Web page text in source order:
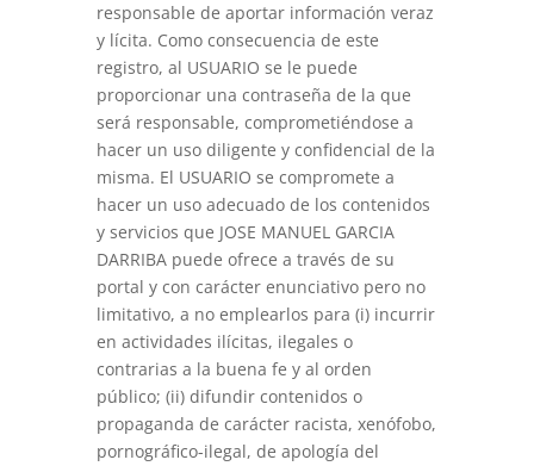
responsable de aportar información veraz
y lícita. Como consecuencia de este
registro, al USUARIO se le puede
proporcionar una contraseña de la que
será responsable, comprometiéndose a
hacer un uso diligente y confidencial de la
misma. El USUARIO se compromete a
hacer un uso adecuado de los contenidos
y servicios que JOSE MANUEL GARCIA
DARRIBA puede ofrece a través de su
portal y con carácter enunciativo pero no
limitativo, a no emplearlos para (i) incurrir
en actividades ilícitas, ilegales o
contrarias a la buena fe y al orden
público; (ii) difundir contenidos o
propaganda de carácter racista, xenófobo,
pornográfico-ilegal, de apología del